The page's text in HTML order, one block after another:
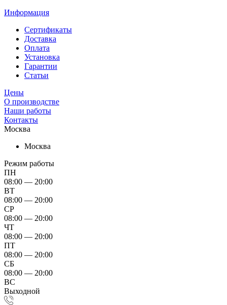
Информация
Сертификаты
Доставка
Оплата
Установка
Гарантии
Статьи
Цены
О производстве
Наши работы
Контакты
Москва
Москва
Режим работы
ПН
08:00 — 20:00
ВТ
08:00 — 20:00
СР
08:00 — 20:00
ЧТ
08:00 — 20:00
ПТ
08:00 — 20:00
СБ
08:00 — 20:00
ВС
Выходной